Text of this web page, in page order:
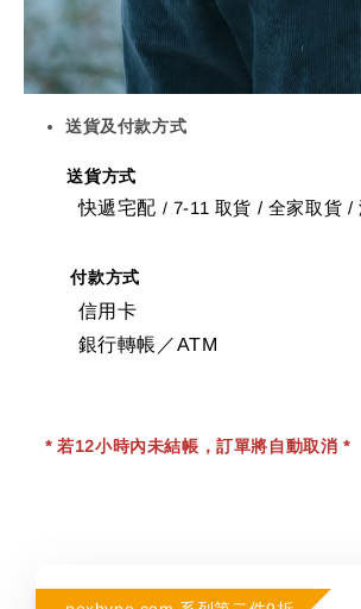
送貨及付款方式
送貨方式
快遞宅配 / 7-11 取貨 / 全家取貨 /
付款方式
信用卡
銀行轉帳／ATM
* 若12小時內未結帳，訂單將自動取消 *